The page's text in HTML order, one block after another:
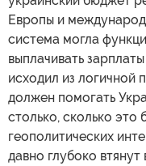
Европы и
система могла
выплачивать
исходил из логичной
должен помогать
столько, сколько это
геополитических
давно глубоко